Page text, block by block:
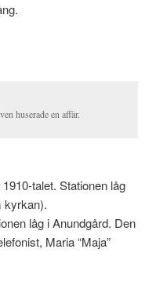
huserade en affär.
talet. Stationen låg
kyrkan).
låg i Anundgård. Den
Maria “Maja”